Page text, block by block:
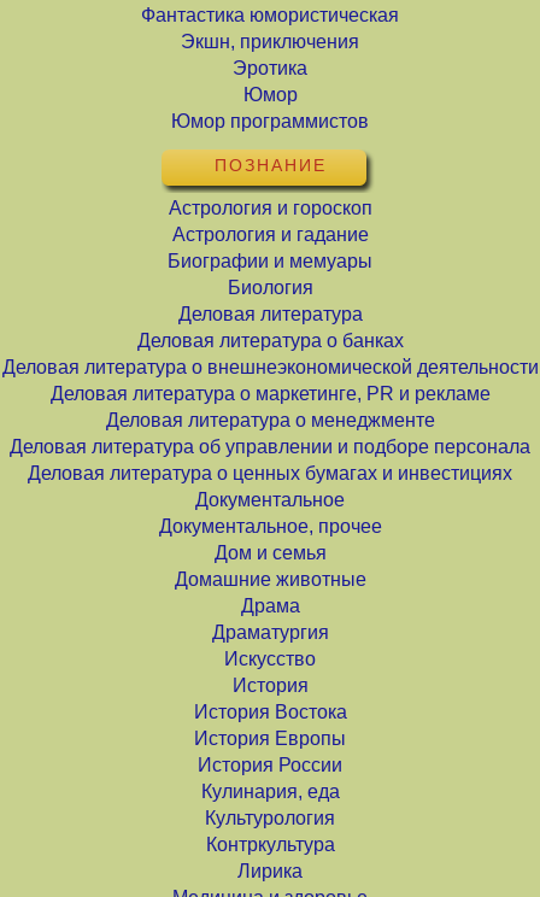
Фантастика юмористическая
Экшн, приключения
Эротика
Юмор
Юмор программистов
ПОЗНАНИЕ
Астрология и гороскоп
Астрология и гадание
Биографии и мемуары
Биология
Деловая литература
Деловая литература о банках
Деловая литература о внешнеэкономической деятельности
Деловая литература о маркетинге, PR и рекламе
Деловая литература о менеджменте
Деловая литература об управлении и подборе персонала
Деловая литература о ценных бумагах и инвестициях
Документальное
Документальное, прочее
Дом и семья
Домашние животные
Драма
Драматургия
Искусство
История
История Востока
История Европы
История России
Кулинария, еда
Культурология
Контркультура
Лирика